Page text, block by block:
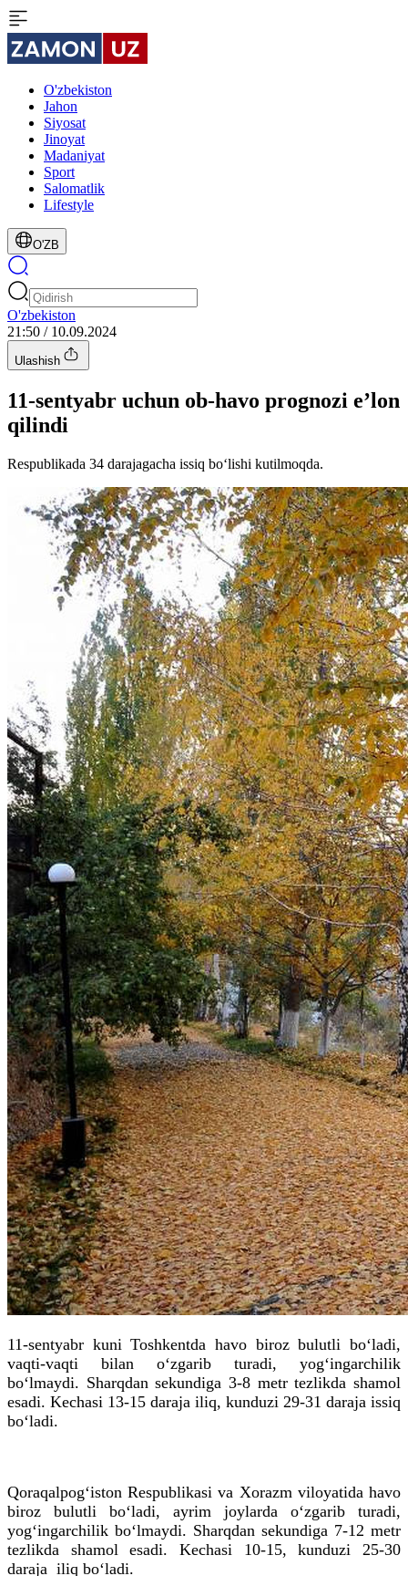
O'zbekiston
Jahon
Siyosat
Jinoyat
Madaniyat
Sport
Salomatlik
Lifestyle
O'ZB
O'zbekiston
21:50 / 10.09.2024
Ulashish
11-sentyabr uchun ob-havo prognozi eʼlon
qilindi
Respublikada 34 darajagacha issiq bo‘lishi kutilmoqda.
11-sentyabr kuni Toshkentda havo biroz bulutli bo‘ladi,
vaqti-vaqti bilan o‘zgarib turadi, yog‘ingarchilik
bo‘lmaydi. Sharqdan sekundiga 3-8 metr tezlikda shamol
esadi. Kechasi 13-15 daraja iliq, kunduzi 29-31 daraja issiq
bo‘ladi.
Qoraqalpog‘iston Respublikasi va Xorazm viloyatida havo
biroz bulutli bo‘ladi, ayrim joylarda o‘zgarib turadi,
yog‘ingarchilik bo‘lmaydi. Sharqdan sekundiga 7-12 metr
tezlikda shamol esadi. Kechasi 10-15, kunduzi 25-30
daraja iliq bo‘ladi.